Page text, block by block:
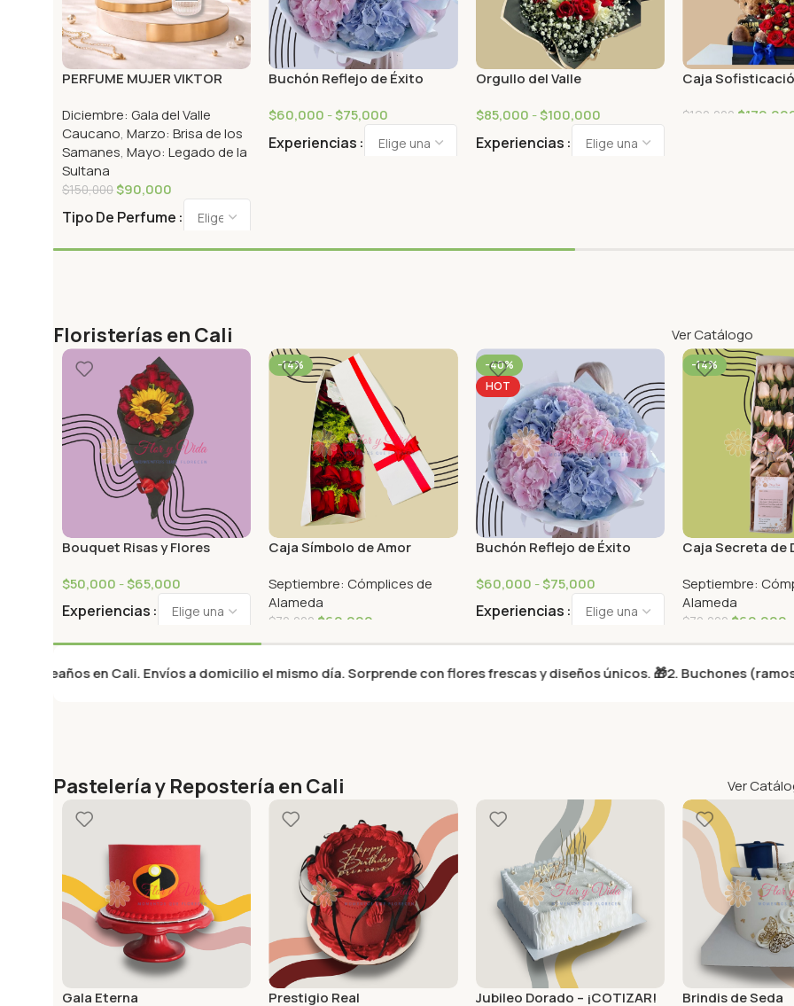
PERFUME MUJER VIKTOR
EDP 100ML.
Diciembre: Gala del Valle
Caucano, Marzo: Brisa de los
Samanes, Mayo: Legado de la
Sultana
$150,000$90,000
Tipo De Perfume
Buchón Reflejo de Éxito
$60,000 -$75,000
Experiencias
Orgullo del Valle
$85,000 -$100,000
Experiencias
Caja
$190,000 $
Floristerías en Cali Ver Catálogo
Bouquet Risas y Flores
$50,000 -$65,000
Experiencias
-14%
Caja Símbolo de Amor
Septiembre: Cómplices de
Alameda
$70,000 $60,000
-40%
HOT
Buchón Reflejo de Éxito
$60,000 -$75,000
Experiencias
-14%
Caja Secreta de
Septiembre:
Alameda
$70,000 $60,000
en Cali. Envíos a domicilio el mismo día. Sorprende con flores frescas y diseños únicos. 🎁2. Buchones (ramos
Pastelería y Repostería en Cali Ver
Gala Eterna
Prestigio Real
Jubileo Dorado – ¡COTIZAR!
Brindis de Seda